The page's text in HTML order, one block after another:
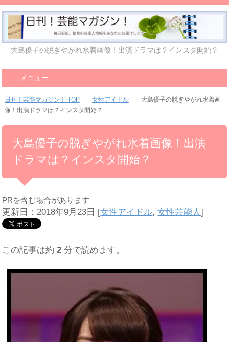
大島優子の脱ぎやがれ水着画像！出演ドラマは？インスタ開始？
メニュー
日刊！芸能マガジン！ TOP 女性アイドル
大島優子の脱ぎやがれ水着画
像！出演ドラマは？インスタ開始？
大島優子の脱ぎやがれ水着画像！出演
ドラマは？インスタ開始？
PRを含む場合があります
更新日：2018年9月23日 [女性アイドル,女性芸能人]
この記事は約2 分で読めます。